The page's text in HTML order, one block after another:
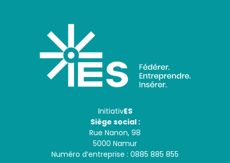
InitiativES
Siège social :
Rue Nanon, 98
5000 Namur
Numéro d’entreprise : 0885 885 855